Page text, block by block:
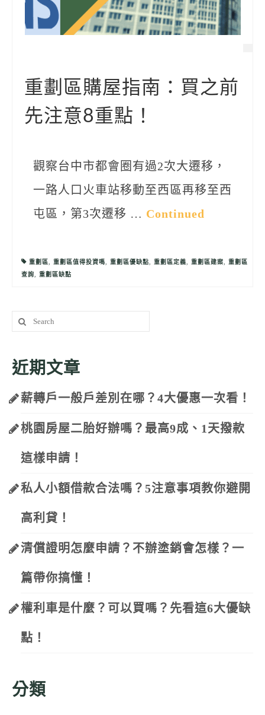
房產Q&A
重劃區購屋指南：買之前
先注意8重點！
觀察台中市都會圈有過2次大遷移，
一路人口火車站移動至西區再移至西
屯區，第3次遷移 … Continued
重劃區, 重劃區值得投資嗎, 重劃區優缺點, 重劃區定義, 重劃區建案, 重劃區
查詢, 重劃區缺點
Search
for:
近期文章
薪轉戶一般戶差別在哪？4大優惠一次看！
桃園房屋二胎好辦嗎？最高9成、1天撥款
這樣申請！
私人小額借款合法嗎？5注意事項教你避開
高利貸！
清償證明怎麼申請？不辦塗銷會怎樣？一
篇帶你搞懂！
權利車是什麼？可以買嗎？先看這6大優缺
點！
分類